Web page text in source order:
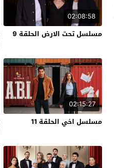
02:08:58
مسلسل تحت الارض الحلقة 9
02:15:27
مسلسل اخي الحلقة 11